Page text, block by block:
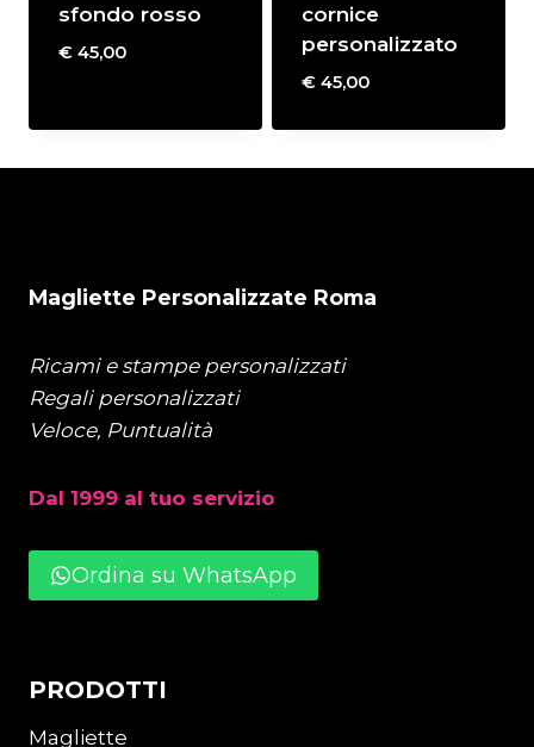
sfondo rosso
€45,00
cornice
personalizzato
€45,00
Magliette Personalizzate Roma
Ricami e stampe personalizzati
Regali personalizzati
Veloce, Puntualità
Dal 1999 al tuo servizio
Ordina su WhatsApp
PRODOTTI
Magliette